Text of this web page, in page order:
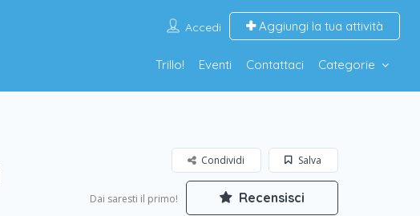
Accedi Aggiungi la tua attività
Trillo! Eventi Contattaci Categorie
Salva
Condividi
Dai saresti il primo! Recensisci